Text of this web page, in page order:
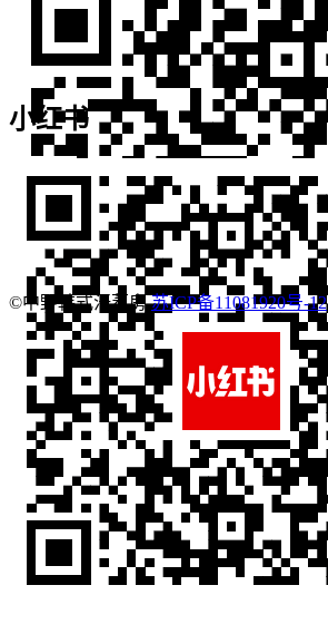
小红书
©中野韩式汗蒸房苏ICP备11081920号-12